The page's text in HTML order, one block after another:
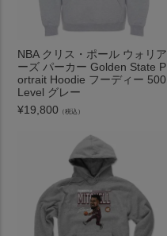
NBA クリス・ポール ウォリア
ーズ パーカー Golden State P
ortrait Hoodie フーディー 500
Level グレー
¥19,800 （税込）